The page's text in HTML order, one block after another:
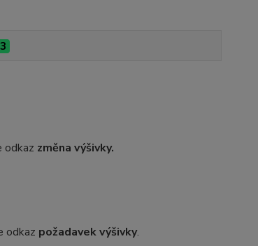
3
odkaz změna výšivky.
odkaz požadavek výšivky.